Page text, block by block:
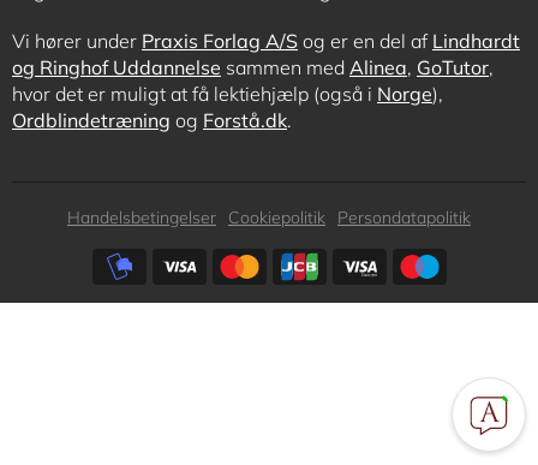
Vi hører under Praxis Forlag A/S og er en del af Lindhardt
og Ringhof Uddannelse sammen med Alinea, GoTutor,
hvor det er muligt at få lektiehjælp (også i Norge),
Ordblindetræning og Forstå.dk.
Subfooter
Handelsbetingelser Cookiepolitik
Persondatapolitik
Subfooter
payment
options